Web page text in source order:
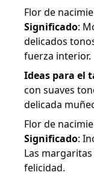
Flor de
Significado:
delicados
fuerza interior.
Ideas para el
con suaves
delicada
Flor de
Significado:
Las
felicidad.